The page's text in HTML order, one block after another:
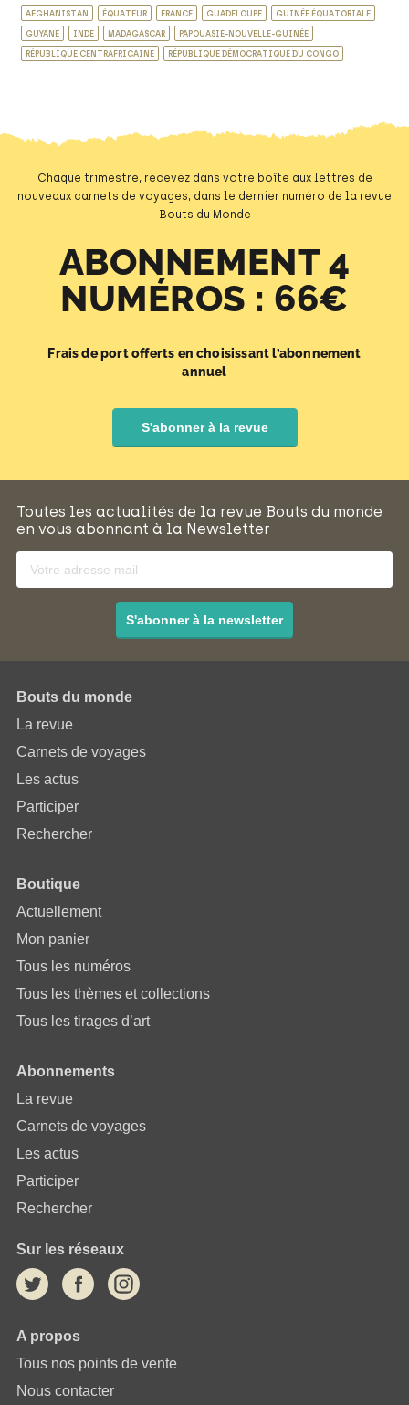
AFGHANISTAN ÉQUATEUR FRANCE GUADELOUPE
GUINÉE ÉQUATORIALE
GUYANE
INDE MADAGASCAR
PAPOUASIE-NOUVELLE-GUINÉE
RÉPUBLIQUE CENTRAFRICAINE
RÉPUBLIQUE DÉMOCRATIQUE DU CONGO
Chaque trimestre, recevez dans votre boîte aux lettres de
nouveaux carnets de voyages, dans le dernier numéro de la revue
Bouts du Monde
ABONNEMENT 4
NUMÉROS : 66€
Frais de port offerts en choisissant l’abonnement
annuel
S'abonner à la revue
Toutes les actualités de la revue Bouts du monde
en vous abonnant à la Newsletter
S'abonner à la newsletter
Bouts du monde
La revue
Carnets de voyages
Les actus
Participer
Rechercher
Boutique
Actuellement
Mon panier
Tous les numéros
Tous les thèmes et collections
Tous les tirages d’art
Abonnements
La revue
Carnets de voyages
Les actus
Participer
Rechercher
Sur les réseaux
A propos
Tous nos points de vente
Nous contacter